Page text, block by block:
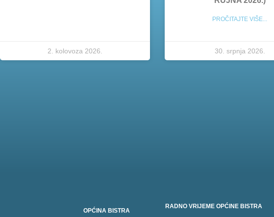
2. kolovoza 2026.
PROČITAJTE VIŠE...
30. srpnja 2026.
OPĆINA BISTRA
RADNO VRIJEME OPĆINE BISTRA